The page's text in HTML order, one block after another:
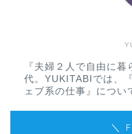
『夫婦２人で自由に
代。YUKITABIでは、
ェブ系の仕事』につい
＼